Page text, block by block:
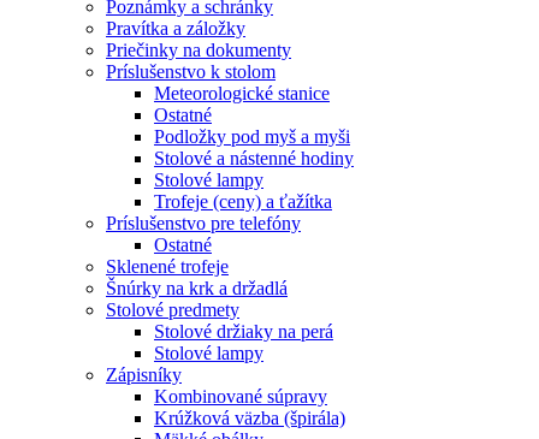
Poznámky a schránky
Pravítka a záložky
Priečinky na dokumenty
Príslušenstvo k stolom
Meteorologické stanice
Ostatné
Podložky pod myš a myši
Stolové a nástenné hodiny
Stolové lampy
Trofeje (ceny) a ťažítka
Príslušenstvo pre telefóny
Ostatné
Sklenené trofeje
Šnúrky na krk a držadlá
Stolové predmety
Stolové držiaky na perá
Stolové lampy
Zápisníky
Kombinované súpravy
Krúžková väzba (špirála)